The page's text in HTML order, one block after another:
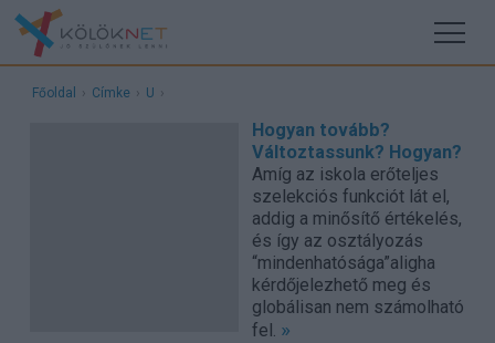
Főoldal › Címke › U ›
Hogyan tovább?
Változtassunk? Hogyan?
Amíg az iskola erőteljes
szelekciós funkciót lát el,
addig a minősítő értékelés,
és így az osztályozás
“mindenhatósága”aligha
kérdőjelezhető meg és
globálisan nem számolható
fel. »